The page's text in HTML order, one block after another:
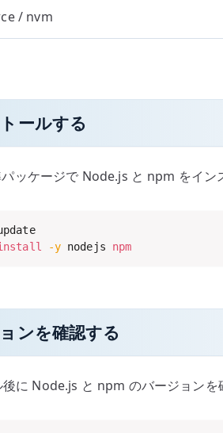
/ nvm
ールする
ッケージで Node.js と npm をイン
update
-y nodejs npm
ンを確認する
に Node.js と npm のバージョンを